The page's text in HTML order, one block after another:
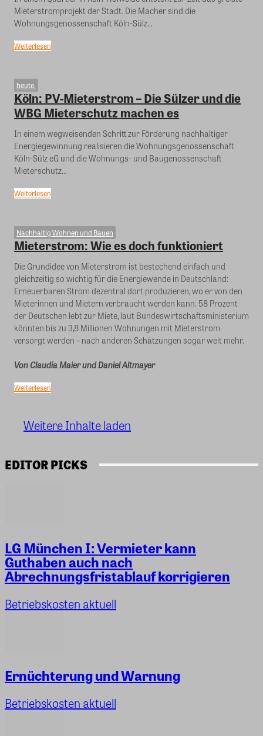
Mieterstromprojekt der Stadt. Die Macher sind die
Wohnungsgenossenschaft Köln-Sülz...
Weiterlesen
heute.
Köln: PV-Mieterstrom – Die Sülzer und die
WBG Mieterschutz machen es
In einem wegweisenden Schritt zur Förderung nachhaltiger
Energiegewinnung realisieren die Wohnungsgenossenschaft
Köln-Sülz eG und die Wohnungs- und Baugenossenschaft
Mieterschutz...
Weiterlesen
Nachhaltig Wohnen und Bauen
Mieterstrom: Wie es doch funktioniert
Die Grundidee von Mieterstrom ist bestechend einfach und
gleichzeitig so wichtig für die Energiewende in Deutschland:
Erneuerbaren Strom dezentral dort produzieren, wo er von den
Mieterinnen und Mietern verbraucht werden kann. 58 Prozent
der Deutschen lebt zur Miete, laut Bundeswirtschaftsministerium
könnten bis zu 3,8 Millionen Wohnungen mit Mieterstrom
versorgt werden – nach anderen Schätzungen sogar weit mehr.
Von Claudia Maier und Daniel Altmayer
Weiterlesen
Weitere Inhalte laden
EDITOR PICKS
LG München I: Vermieter kann
Guthaben auch nach
Abrechnungsfristablauf korrigieren
Betriebskosten aktuell
Ernüchterung und Warnung
Betriebskosten aktuell